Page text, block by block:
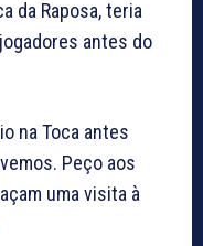
da Raposa, teria
antes do
na Toca antes
Peço aos
uma visita à